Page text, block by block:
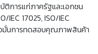
ติการแก่ภาครัฐและเอกชน
IEC 17025, ISO/IEC
อมั่นการทดสอบคุณภาพสินค้า